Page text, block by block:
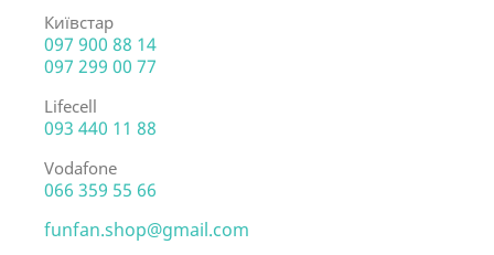
Київстар
097 900 88 14
097 299 00 77
Lifecell
093 440 11 88
Vodafone
066 359 55 66
funfan.shop@gmail.com